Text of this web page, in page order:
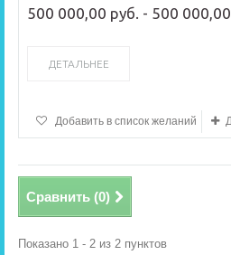
500 000,00 руб. - 500
ДЕТАЛЬНЕЕ
Добавить в список желаний
Сравнить (0)
Показано 1 - 2 из 2 пунктов